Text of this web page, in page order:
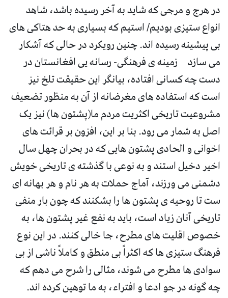
در هرج و مرجی که شاید به آخر رسیده باشد، شاهد
انواع ستیزی بودیم/ استیم که بسیاری به حد هتاکی های
بی پیشینه رسیده اند. چنین رویکرد در حالی که آشکار
می سازد زمینه ی فرهنگی- رسانه یی افغانستان در
دست چه کسانی افتاده، بیانگر این حقیقت تلخ نیز
است که استفاده های مغرضانه از آن به منظور تضعیف
مشروعیت تاریخی اکثریت مردم ما(پشتون ها) نیز یک
اصل به شمار می رود. بنا بر این، افزون بر قرائت های
اخوانی و الحادی پشتون هایی که در بحران چهل سال
اخیر دخیل استند و به نوعی با گذشته ی تاریخی خویش
دشمنی می ورزند، آماج حملات به هر نام و هر بهانه ای
ست تا روحیه ی پشتون ها را بشکنند که چون بار منفی
تاریخی آنان زیاد است، باید به نفع غیر پشتون ها، به
خصوص اقلیت های مطرح، جا خالی کنند. در این نوع
فرهنگ ستیزی ها که اکثراً بی منطق و کاملاً ناشی از بی
سوادی ها مطرح می شوند، مثالی را شرح می دهم که
چه گونه در جو ادعا و افتراء، به ما توهین کرده اند.